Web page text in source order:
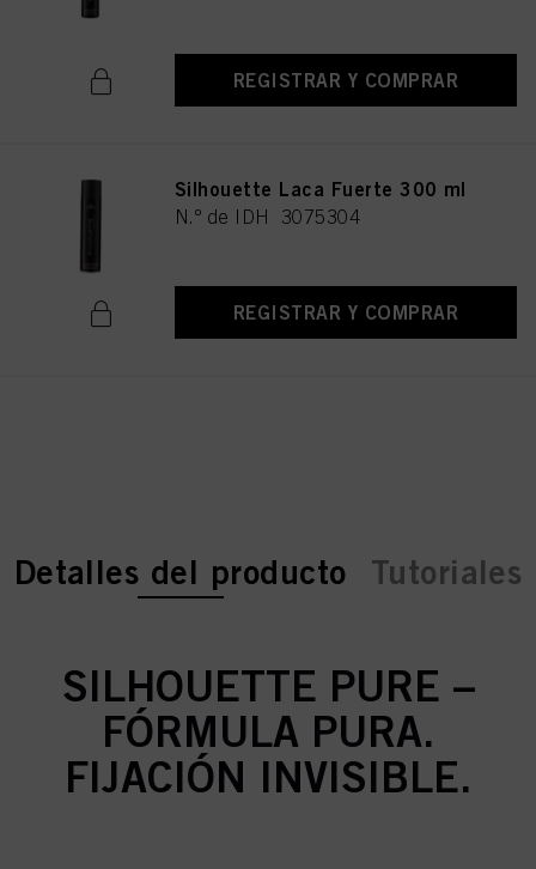
REGISTRAR Y COMPRAR
Silhouette Laca Fuerte 300 ml
N.º de IDH 3075304
REGISTRAR Y COMPRAR
current tab:
current tab:
Detalles del producto Tutoriales
SILHOUETTE PURE –
FÓRMULA PURA.
FIJACIÓN INVISIBLE.